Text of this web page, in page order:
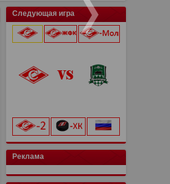
Следующая игра
Реклама